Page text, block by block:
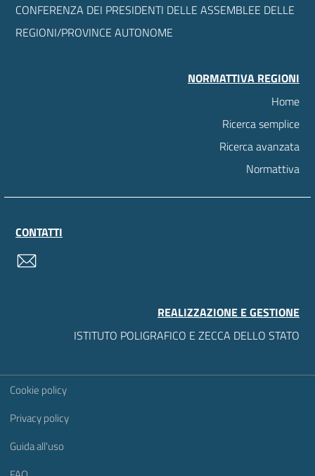
CONFERENZA DEI PRESIDENTI DELLE ASSEMBLEE DELLE
REGIONI/PROVINCE AUTONOME
NORMATTIVA REGIONI
Home
Ricerca semplice
Ricerca avanzata
Normattiva
CONTATTI
REALIZZAZIONE E GESTIONE
ISTITUTO POLIGRAFICO E ZECCA DELLO STATO
Sezione Link Utili
Cookie policy
Privacy policy
Guida all'uso